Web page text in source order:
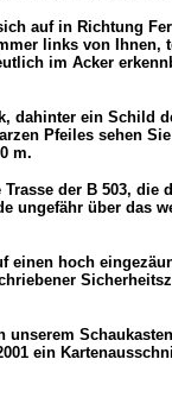
auf in Richtung
links von Ihnen,
im Acker
dahinter ein Schild
Pfeiles sehen
m.
der B 503, die
ungefähr über das
einen hoch
unserem
ein